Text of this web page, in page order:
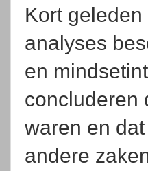
Kort
analyses
en
concluderen
waren en
andere